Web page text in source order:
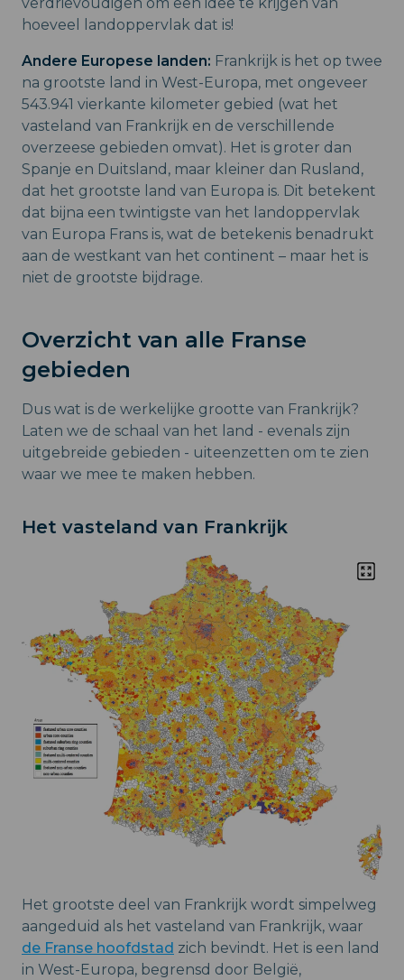
hoeveel landoppervlak dat is!
Andere Europese landen: Frankrijk is het op twee
na grootste land in West-Europa, met ongeveer
543.941 vierkante kilometer gebied (wat het
vasteland van Frankrijk en de verschillende
overzeese gebieden omvat). Het is groter dan
Spanje en Duitsland, maar kleiner dan Rusland,
dat het grootste land van Europa is. Dit betekent
dat bijna een twintigste van het landoppervlak
van Europa Frans is, wat de betekenis benadrukt
aan de westkant van het continent – maar het is
niet de grootste bijdrage.
Overzicht van alle Franse
gebieden
Dus wat is de werkelijke grootte van Frankrijk?
Laten we de schaal van het land - evenals zijn
uitgebreide gebieden - uiteenzetten om te zien
waar we mee te maken hebben.
Het vasteland van Frankrijk
Het grootste deel van Frankrijk wordt simpelweg
aangeduid als het vasteland van Frankrijk, waar
de Franse hoofdstad zich bevindt. Het is een land
in West-Europa, begrensd door België,